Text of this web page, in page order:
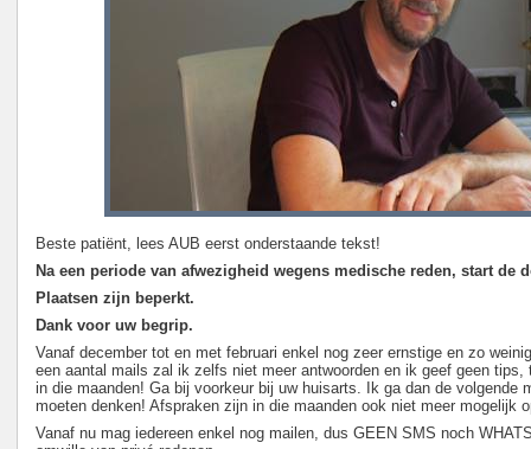
Beste patiënt, lees AUB eerst onderstaande tekst!
Na een periode van afwezigheid wegens medische reden, start de
Plaatsen zijn beperkt.
Dank voor uw begrip.
Vanaf december tot en met februari enkel nog zeer ernstige en zo
een aantal mails zal ik zelfs niet meer antwoorden en ik geef geen tips,
in die maanden! Ga bij voorkeur bij uw huisarts. Ik ga dan de volgende
moeten denken! Afspraken zijn in die maanden ook niet meer mogelijk
Vanaf nu mag iedereen enkel nog mailen, dus GEEN SMS noch